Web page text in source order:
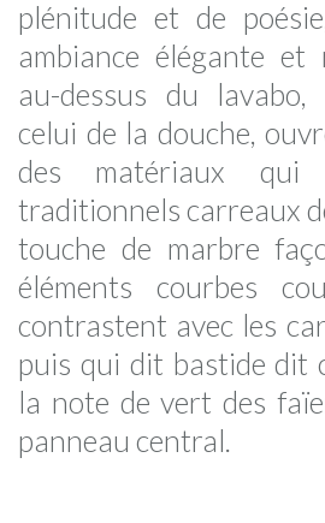
plénitude et de
ambiance élégante et
au-dessus du lavabo,
celui de la douche,
des matériaux qui
traditionnels carreaux
touche de marbre
éléments courbes
contrastent avec les
puis qui dit bastide dit
la note de vert des
panneau central.